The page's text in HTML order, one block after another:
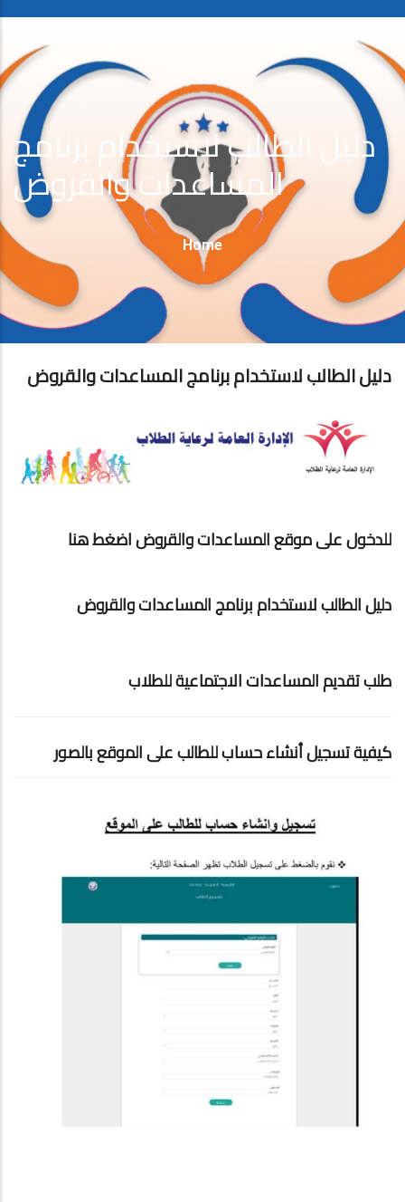
دلیل الطالب لاستخدام برنامج
المساعدات والقروض
Breadcrumb
Home
دليل الطالب لاستخدام برنامج المساعدات والقروض
للدخول على موقع المساعدات والقروض اضغط هنا
دليل الطالب لاستخدام برنامج المساعدات والقروض
طلب تقديم المساعدات الاجتماعية للطلاب
كيفية تسجيل أنشاء حساب للطالب على الموقع بالصور